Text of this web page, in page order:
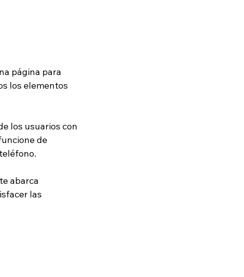
página para
los elementos
los usuarios con
de
abarca
las